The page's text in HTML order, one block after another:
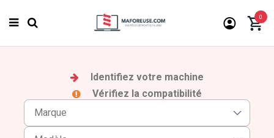
0
Identifiez votre machine
Vérifiez la compatibilité